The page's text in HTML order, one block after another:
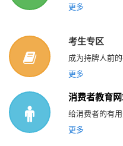
更多
考生专区
成为持牌人前
更多
消费者教育
给消费者的有
更多